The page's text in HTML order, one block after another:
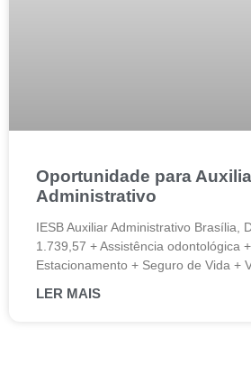
Oportunidade para
Administrativo
IESB Auxiliar Administrativo Brasília,
1.739,57 + Assistência odontológica
Estacionamento + Seguro de Vida +
LER MAIS